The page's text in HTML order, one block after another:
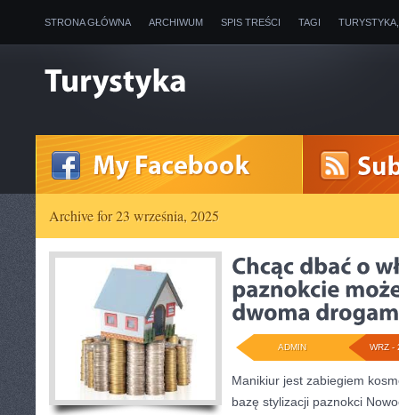
STRONA GŁÓWNA ARCHIWUM SPIS TREŚCI TAGI
Archive for 23 września, 2025
WRZ -
ADMIN
Manikiur jest zabiegiem
bazę stylizacji paznokci